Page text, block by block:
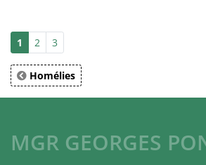
1 2 3
Homélies
MGR GEORGES